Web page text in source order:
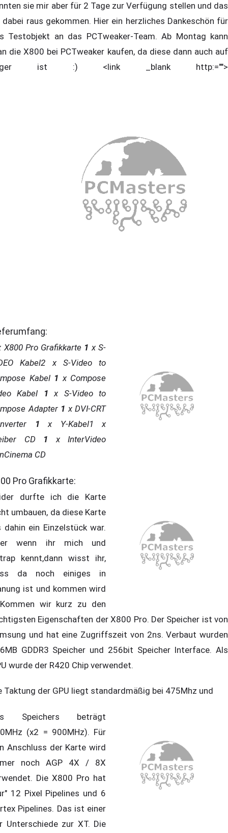
sie mir aber für 2 Tage zur Verfügung stellen und das
raus gekommen. Hier ein herzliches Dankeschön für
Testobjekt an das PCTweaker-Team. Ab Montag kann
die X800 bei PCTweaker kaufen, da diese dann auch auf
ist :) <link _blank http:="">
X800 Pro Grafikkarte 1 x S-
Kabel2 x S-Video to
Kabel 1 x Compose
Kabel
1 x S-Video to
Adapter 1 x DVI-CRT
1 x Y-Kabel1 x
CD
1 x InterVideo
CD
Pro Grafikkarte:
durfte ich die Karte
umbauen, da diese Karte
dahin ein Einzelstück war.
wenn ihr mich und
kennt,dann wisst ihr,
da noch einiges in
ist und kommen wird
wir kurz zu den
Eigenschaften der X800 Pro. Der Speicher ist von
und hat eine Zugriffszeit von 2ns. Verbaut wurden
GDDR3 Speicher und 256bit Speicher Interface. Als
wurde der R420 Chip verwendet.
Taktung der GPU liegt standardmäßig bei 475Mhz und
Speichers beträgt
(x2 = 900MHz). Für
Anschluss der Karte wird
noch AGP 4X / 8X
Die X800 Pro hat
12 Pixel Pipelines und 6
Pipelines. Das ist einer
Unterschiede zur XT. Die